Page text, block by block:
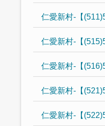
仁愛新村-【
仁愛新村-【
仁愛新村-【
仁愛新村-【
仁愛新村-【